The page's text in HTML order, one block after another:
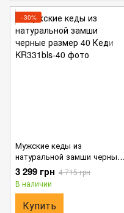
−30%
Мужские кеды из
натуральной замши черные
размер 40
3 299 грн 4 715 грн
В наличии
Купить